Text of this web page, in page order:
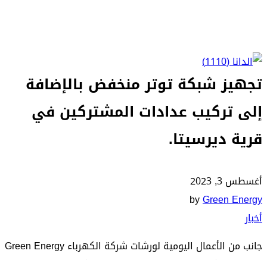
تجهيز شبكة توتر منخفض بالإضافة
إلى تركيب عدادات المشتركين في
قرية ديرسيتا.
أغسطس 3, 2023
byGreen Energy
أخبار
جانب من الأعمال اليومية لورشات شركة الكهرباء Green Energy